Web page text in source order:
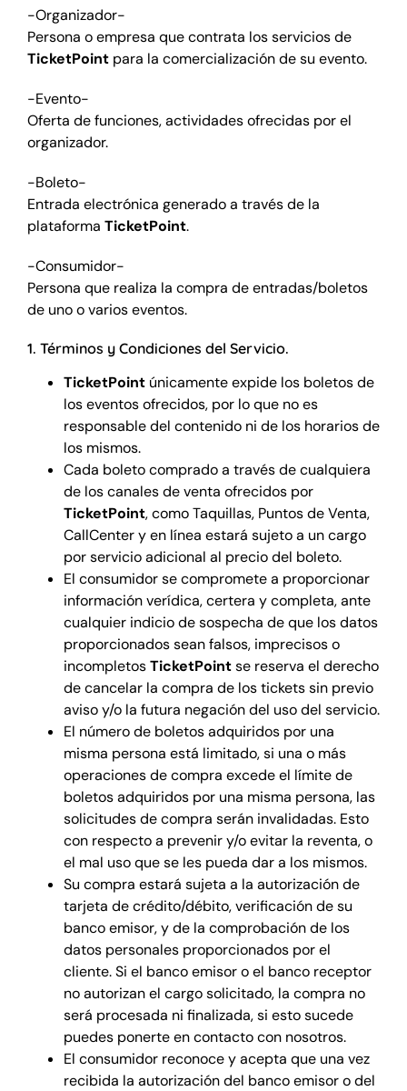
-Organizador-
Persona o empresa que contrata los servicios de
TicketPointpara la comercialización de su evento.
-Evento-
Oferta de funciones, actividades ofrecidas por el
organizador.
-Boleto-
Entrada electrónica generado a través de la
plataforma TicketPoint.
-Consumidor-
Persona que realiza la compra de entradas/boletos
de uno o varios eventos.
1. Términos y Condiciones del Servicio.
TicketPointúnicamente expide los boletos de
los eventos ofrecidos, por lo que no es
responsable del contenido ni de los horarios de
los mismos.
Cada boleto comprado a través de cualquiera
de los canales de venta ofrecidos por
TicketPoint, como Taquillas, Puntos de Venta,
CallCenter y en línea estará sujeto a un cargo
por servicio adicional al precio del boleto.
El consumidor se compromete a proporcionar
información verídica, certera y completa, ante
cualquier indicio de sospecha de que los datos
proporcionados sean falsos, imprecisos o
incompletosTicketPointse reserva el derecho
de cancelar la compra de los tickets sin previo
aviso y/o la futura negación del uso del servicio.
El número de boletos adquiridos por una
misma persona está limitado, si una o más
operaciones de compra excede el límite de
boletos adquiridos por una misma persona, las
solicitudes de compra serán invalidadas. Esto
con respecto a prevenir y/o evitar la reventa, o
el mal uso que se les pueda dar a los mismos.
Su compra estará sujeta a la autorización de
tarjeta de crédito/débito, verificación de su
banco emisor, y de la comprobación de los
datos personales proporcionados por el
cliente. Si el banco emisor o el banco receptor
no autorizan el cargo solicitado, la compra no
será procesada ni finalizada, si esto sucede
puedes ponerte en contacto con nosotros.
El consumidor reconoce y acepta que una vez
recibida la autorización del banco emisor o del